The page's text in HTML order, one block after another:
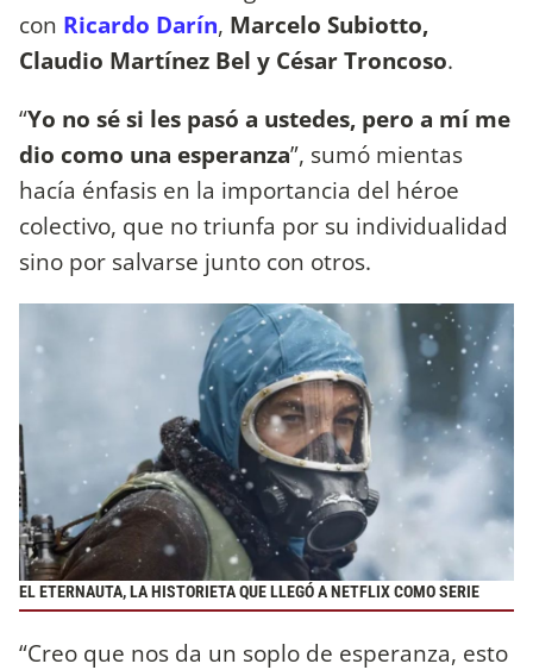
con Ricardo Darín, Marcelo Subiotto,
Claudio Martínez Bel y César Troncoso.
“Yo no sé si les pasó a ustedes, pero a mí me
dio como una esperanza”, sumó mientas
hacía énfasis en la importancia del héroe
colectivo, que no triunfa por su individualidad
sino por salvarse junto con otros.
EL ETERNAUTA, LA HISTORIETA QUE LLEGÓ A NETFLIX COMO SERIE
“Creo que nos da un soplo de esperanza, esto